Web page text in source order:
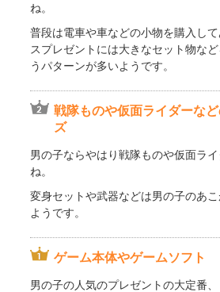
ね。
普段は電車や車などの小物を購入し
スプレゼントには大きなセット物な
うパターンが多いようです。
戦隊ものや仮面ライダーな
ズ
男の子ならやはり戦隊ものや仮面ラ
ね。
変身セットや武器などは男の子のあ
ようです。
ゲーム本体やゲームソフト
男の子の人気のプレゼントの大定番